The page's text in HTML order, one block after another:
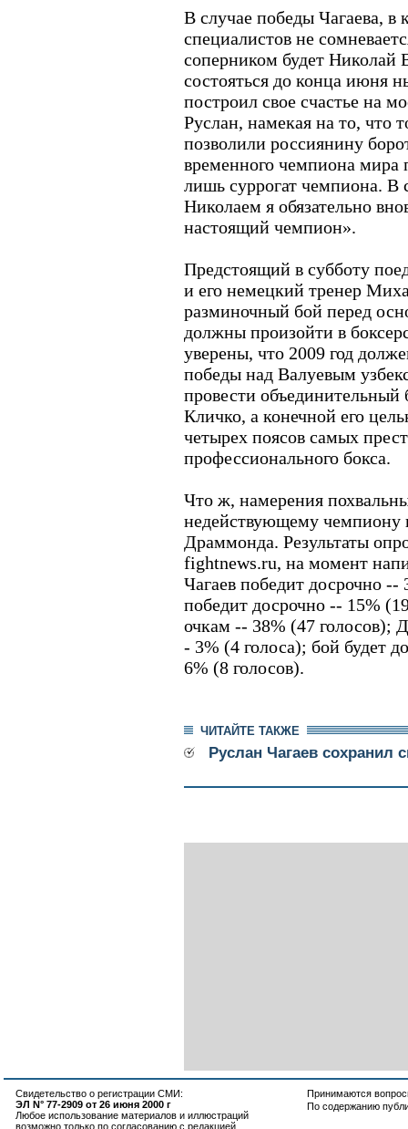
В случае победы Чагаева, в
специалистов не
соперником будет Николай
состояться до конца июня
построил свое счастье на
Руслан, намекая на то, что
позволили россиянину
временного чемпиона мира
лишь суррогат чемпиона.
Николаем я обязательно
настоящий чемпион».
Предстоящий в субботу
и его немецкий тренер
разминочный бой перед
должны произойти в
уверены, что 2009 год
победы над Валуевым
провести объединительный
Кличко, а конечной его
четырех поясов самых
профессионального бокса.
Что ж, намерения
недействующему чемпиону
Драммонда. Результаты
fightnews.ru, на момент
Чагаев победит досрочно
победит досрочно -- 15%
очкам -- 38% (47 голосов);
- 3% (4 голоса); бой будет
6% (8 голосов).
ЧИТАЙТЕ ТАКЖЕ
Руслан Чагаев сохранил
Свидетельство о регистрации СМИ:
ЭЛ N° 77-2909 от 26 июня 2000 г
Любое использование материалов и иллюстраций
возможно только по согласованию с редакцией
Принимаются
По содержанию